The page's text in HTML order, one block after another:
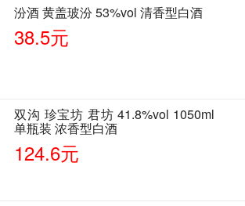
汾酒 黄盖玻汾 53%vol 清香型白酒
38.5元
双沟 珍宝坊 君坊 41.8%vol 1050ml
单瓶装 浓香型白酒
124.6元